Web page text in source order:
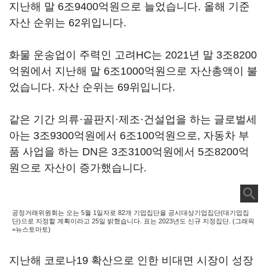
지난해 말 6조9400억원으로 늘었습니다. 올해 기준
자산 순위는 62위입니다.
화물 운송업이 주력인 고려HC는 2021년 말 3조8200
억원에서 지난해 말 6조1000억원으로 자산총액이 불
었습니다. 자산 순위는 69위입니다.
같은 기간 의류·골판지·제조·건설업을 하는 글로벌세
아는 3조9300억원에서 6조100억원으로, 자동차 부
품 사업을 하는 DN은 3조3100억원에서 5조8200억
원으로 자산이 증가했습니다.
공정거래위원회는 오는 5월 1일자로 82개 기업집단을 공시대상기업집단(대기업집
단)으로 지정할 계획이라고 25일 밝혔습니다. 표는 2023년도 신규 지정집단. (그래픽
=뉴스토마토)
지난해 코로나19 확산으로 인한 비대면 시장이 성장